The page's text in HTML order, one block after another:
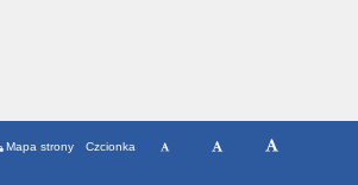
Mapa strony Czcionka